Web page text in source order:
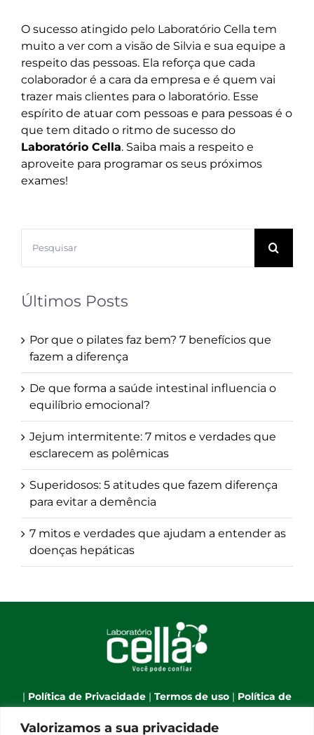
Valorizamos a sua privacidade
O sucesso atingido pelo Laboratório Cella tem
muito a ver com a visão de Silvia e sua equipe a
respeito das pessoas. Ela reforça que cada
colaborador é a cara da empresa e é quem vai
trazer mais clientes para o laboratório. Esse
espírito de atuar com pessoas e para pessoas é o
que tem ditado o ritmo de sucesso do
Laboratório Cella. Saiba mais a respeito e
aproveite para programar os seus próximos
exames!
resultados
Últimos Posts
Por que o pilates faz bem? 7 benefícios que
fazem a diferença
De que forma a saúde intestinal influencia o
equilíbrio emocional?
Jejum intermitente: 7 mitos e verdades que
esclarecem as polêmicas
Superidosos: 5 atitudes que fazem diferença
para evitar a demência
7 mitos e verdades que ajudam a entender as
doenças hepáticas
| Política de Privacidade | Termos de uso | Política de
Cookies|Webmail|